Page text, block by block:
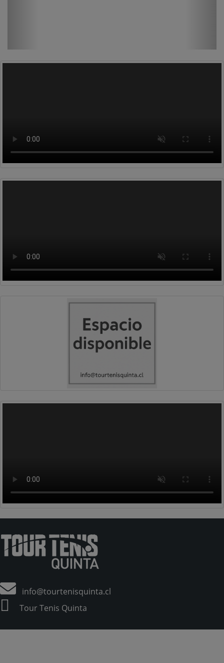
info@tourtenisquinta.cl
Tour Tenis Quinta